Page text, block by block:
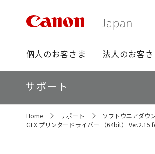
グ
ロ
ー
バ
ビ
個人のお客さま 法人のお客さ
ロ
ー
カ
ル
ナ
サポート
Home サポート ソフトウエアダウ
GLX プリンタードライバー （64bit） Ver.2.15